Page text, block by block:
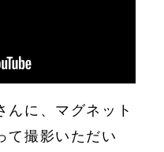
んに、マグネット
て撮影いただい